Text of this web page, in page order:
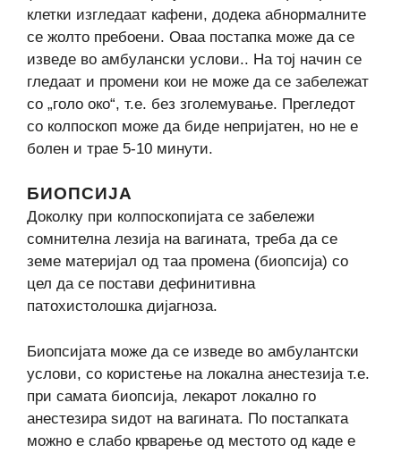
клетки изгледаат кафени, додека абнормалните
се жолто пребоени. Оваа постапка може да се
изведе во амбулански услови.. На тој начин се
гледаат и промени кои не може да се забележат
со „голо око“, т.е. без зголемување. Прегледот
со колпоскоп може да биде непријатен, но не е
болен и трае 5-10 минути.
БИОПСИЈА
Доколку при колпоскопијата се забележи
сомнителна лезија на вагината, треба да се
земе материјал од таа промена (биопсија) со
цел да се постави дефинитивна
патохистолошка дијагноза.
Биопсијата може да се изведе во амбулантски
услови, со користење на локална анестезија т.е.
при самата биопсија, лекарот локално го
анестезира sидот на вагината. По постапката
можно е слабо крварење од местото од каде е